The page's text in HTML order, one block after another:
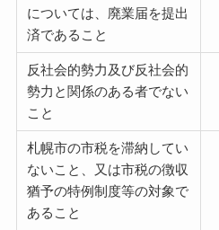
については、廃業届を提出
済であること
反社会的勢力及び反社会的
勢力と関係のある者でない
こと
札幌市の市税を滞納してい
ないこと、又は市税の徴収
猶予の特例制度等の対象で
あること